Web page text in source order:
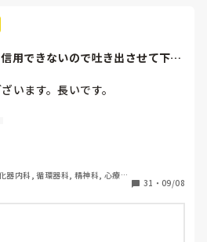
り添って少しでも解決できたらなっ
になりたいって思って頑張ってます。
いてないじゃなくて、看護に携わりた
りたいです。
用できないので吐き出させて下さ
います。長いです。
に行っています。
ところです。外部の受験を考えて
任･就職担当の事務に伝えていま
院です。
きたいです。
器内科, 循環器科, 精神科, 心療内
消化器外科, 一般病院, 慢性期, 回
31 ・ 09/08